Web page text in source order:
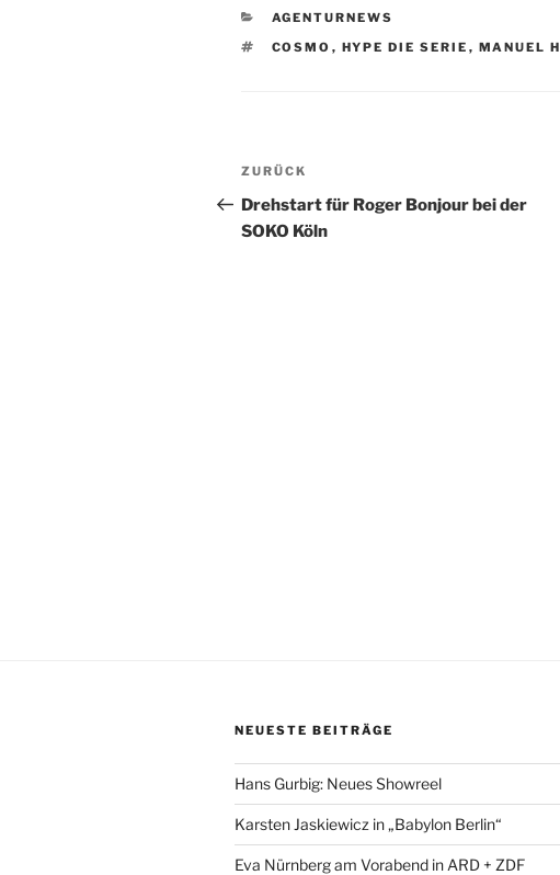
KATEGORIEN
AGENTURNEWS
SCHLAGWÖRTER
COSMO , HYPE DIE SERIE , MANUEL
Beitragsnavigation
Vorheriger
Beitrag
ZURÜCK
Drehstart für Roger Bonjour bei der
SOKO Köln
NEUESTE BEITRÄGE
Hans Gurbig: Neues Showreel
Karsten Jaskiewicz in „Babylon Berlin“
Eva Nürnberg am Vorabend in ARD + ZDF